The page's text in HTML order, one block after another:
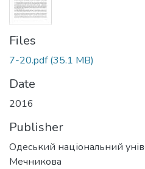
Files
7-20.pdf(35.1 MB)
Date
2016
Publisher
Одеський національний
Мечникова